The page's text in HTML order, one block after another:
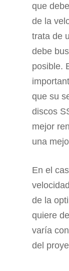
que
de la
trata de
debe
posible.
que su
discos
mejor
una
En el
de la
quiere
varía
del